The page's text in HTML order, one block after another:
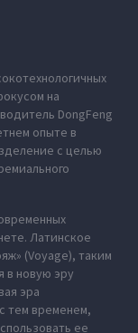
на
DongFeng
опыте в
с целью
Латинское
(Voyage), таким
в новую эру
эра
тем временем,
ее